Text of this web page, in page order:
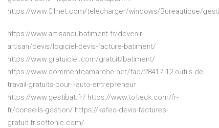
https://www.01net.com/telecharger/windows/Bureautique/
https://www.artisandubatiment.fr/devenir-
artisan/devis/logiciel-devis-facture-batiment/
https://www.gratuiciel.com/gratuit/batiment/
https://www.commentcamarche.net/faq/28417-12-outils-de-
travail-gratuits-pour-l-auto-entrepreneur
https://www.gestibat.fr/ https://www.tolteck.com/fr-
fr/conseils-gestion/ https://kafeo-devis-factures-
gratuit.fr.softonic.com/